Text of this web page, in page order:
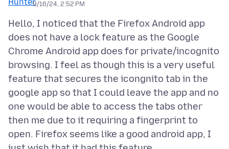
9/16/24, 2:52 PM
Hello, I noticed that the Firefox Android app
does not have a lock feature as the Google
Chrome Android app does for private/incognito
browsing. I feel as though this is a very useful
feature that secures the icongnito tab in the
google app so that I could leave the app and no
one would be able to access the tabs other
then me due to it requiring a fingerprint to
open. Firefox seems like a good android app, I